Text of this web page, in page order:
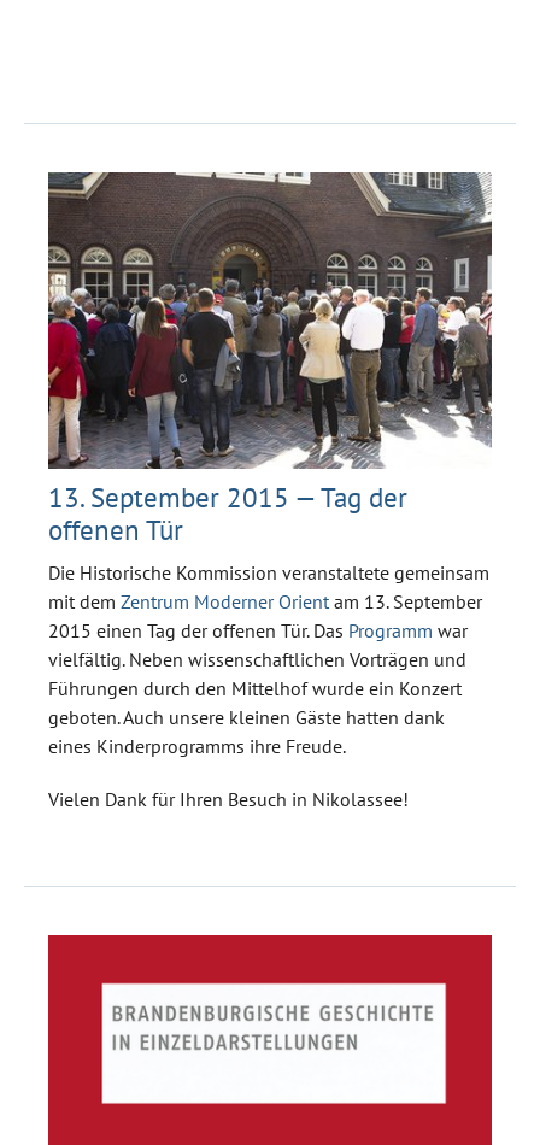
13. September 2015 — Tag der
offenen Tür
Die Historische Kommission veranstaltete gemeinsam
mit dem Zentrum Moderner Orient am 13. September
2015 einen Tag der offenen Tür. Das Programm war
vielfältig. Neben wissenschaftlichen Vorträgen und
Führungen durch den Mittelhof wurde ein Konzert
geboten. Auch unsere kleinen Gäste hatten dank
eines Kinderprogramms ihre Freude.
Vielen Dank für Ihren Besuch in Nikolassee!